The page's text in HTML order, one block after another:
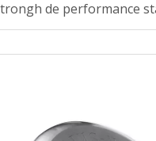
de performance